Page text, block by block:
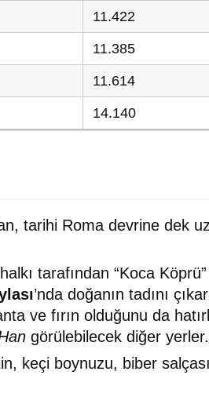
11.422
11.385
11.614
14.140
tarihi Roma devrine dek
tarafından “Koca
’nda doğanın tadını
ve fırın olduğunu da
görülebilecek diğer yerler.
keçi boynuzu, biber